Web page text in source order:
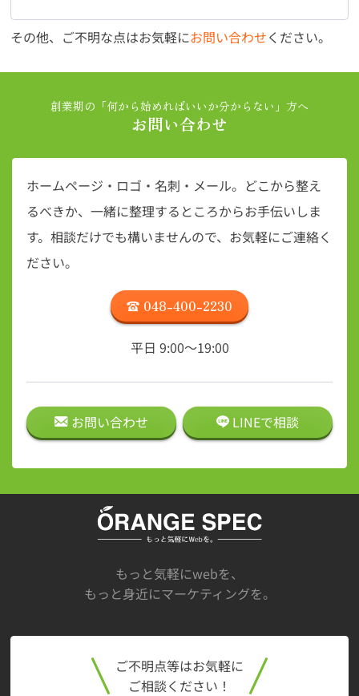
その他、ご不明な点はお気軽にお問い合わせください。
創業期の「何から始めればいいか分からない」方へ
お問い合わせ
ホームページ・ロゴ・名刺・メール。 どこから整え
るべきか、一緒に整理するところからお手伝いしま
す。 相談だけでも構いませんので、お気軽にご連絡く
ださい。
048-400-2230
平日 9:00〜19:00
お問い合わせ LINEで相談
もっと気軽にwebを、
もっと身近にマーケティングを。
ご不明点等はお気軽に
ご相談ください！